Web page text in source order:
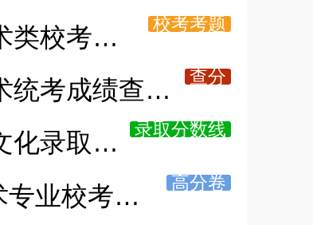
校考考题
考题大全
查分
绩查询系统入口
录取分数线
取分数线
高分卷
考高分试卷